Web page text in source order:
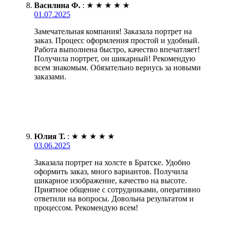
Василина Ф. : ★ ★ ★ ★ ★
01.07.2025
Замечательная компания! Заказала портрет на
заказ. Процесс оформления простой и удобный.
Работа выполнена быстро, качество впечатляет!
Получила портрет, он шикарный! Рекомендую
всем знакомым. Обязательно вернусь за новыми
заказами.
Юлия Т. : ★ ★ ★ ★ ★
03.06.2025
Заказала портрет на холсте в Братске. Удобно
оформить заказ, много вариантов. Получила
шикарное изображение, качество на высоте.
Приятное общение с сотрудниками, оперативно
ответили на вопросы. Довольна результатом и
процессом. Рекомендую всем!